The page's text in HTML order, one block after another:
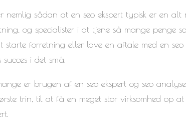
nemlig sådan at en seo ekspert typisk er en
og specialister i at tjene så mange penge
starte forretning eller lave en aftale med en
succes i det små.
er brugen af en seo ekspert og seo
trin, til at få en meget stor virksomhed op